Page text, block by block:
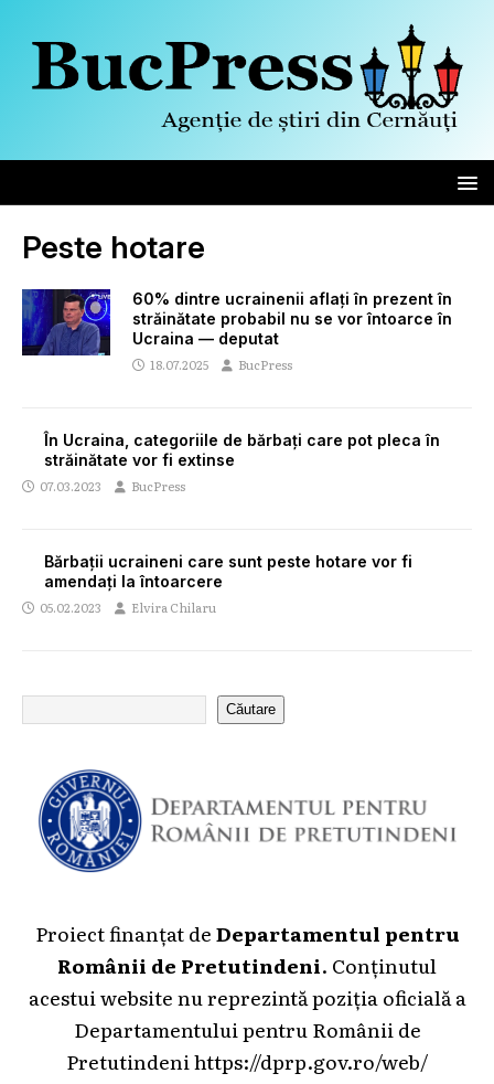
Peste hotare
60% dintre ucrainenii aflați în prezent în
străinătate probabil nu se vor întoarce în
Ucraina — deputat
18.07.2025 BucPress
În Ucraina, categoriile de bărbați care pot pleca în
străinătate vor fi extinse
07.03.2023 BucPress
Bărbații ucraineni care sunt peste hotare vor fi
amendați la întoarcere
05.02.2023 Elvira Chilaru
Căutare
Proiect finanțat deDepartamentul pentru
Românii de Pretutindeni. Conținutul
acestui website nu reprezintă poziția oficială a
Departamentului pentru Românii de
Pretutindeni https://dprp.gov.ro/web/